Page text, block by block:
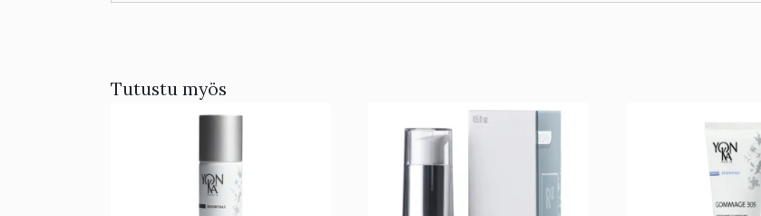
Tutustu myös